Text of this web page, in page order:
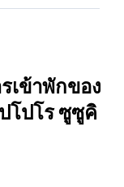
เข้าพักของ
โปโร ซูซูคิ